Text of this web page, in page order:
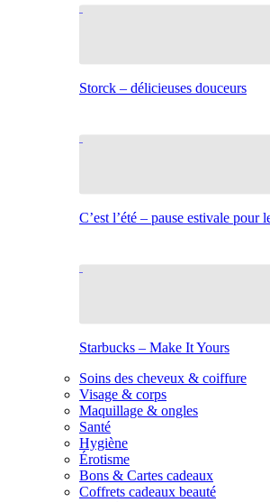
Storck – délicieuses douceurs
C’est l’été – pause estivale pour
Starbucks – Make It Yours
Soins des cheveux & coiffure
Visage & corps
Maquillage & ongles
Santé
Hygiène
Érotisme
Bons & Cartes cadeaux
Coffrets cadeaux beauté